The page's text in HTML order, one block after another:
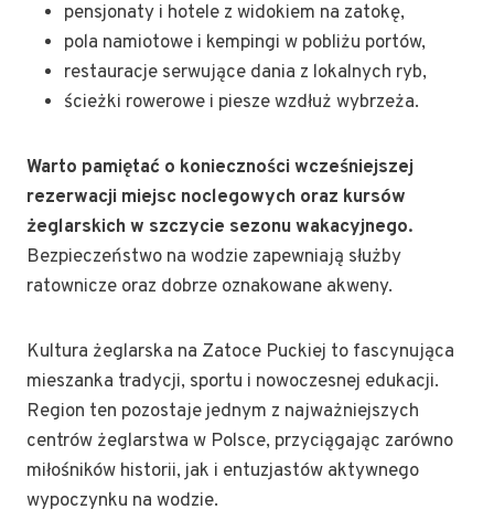
pensjonaty i hotele z widokiem na zatokę,
pola namiotowe i kempingi w pobliżu portów,
restauracje serwujące dania z lokalnych ryb,
ścieżki rowerowe i piesze wzdłuż wybrzeża.
Warto pamiętać o konieczności wcześniejszej
rezerwacji miejsc noclegowych oraz kursów
żeglarskich w szczycie sezonu wakacyjnego.
Bezpieczeństwo na wodzie zapewniają służby
ratownicze oraz dobrze oznakowane akweny.
Kultura żeglarska na Zatoce Puckiej to fascynująca
mieszanka tradycji, sportu i nowoczesnej edukacji.
Region ten pozostaje jednym z najważniejszych
centrów żeglarstwa w Polsce, przyciągając zarówno
miłośników historii, jak i entuzjastów aktywnego
wypoczynku na wodzie.